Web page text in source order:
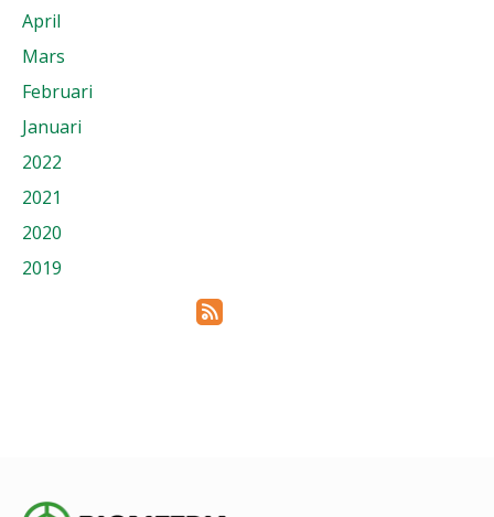
April
Mars
Februari
Januari
2022
2021
2020
2019